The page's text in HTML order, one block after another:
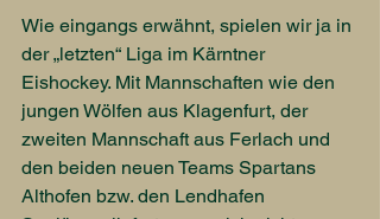
Wie eingangs erwähnt, spielen wir ja in
der „letzten“ Liga im Kärntner
Eishockey. Mit Mannschaften wie den
jungen Wölfen aus Klagenfurt, der
zweiten Mannschaft aus Ferlach und
den beiden neuen Teams Spartans
Althofen bzw. den Lendhafen